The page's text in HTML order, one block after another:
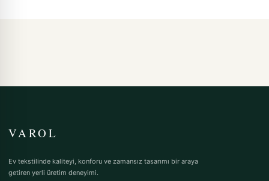
VAROL
Ev tekstilinde kaliteyi, konforu ve zamansız tasarımı bir araya
getiren yerli üretim deneyimi.